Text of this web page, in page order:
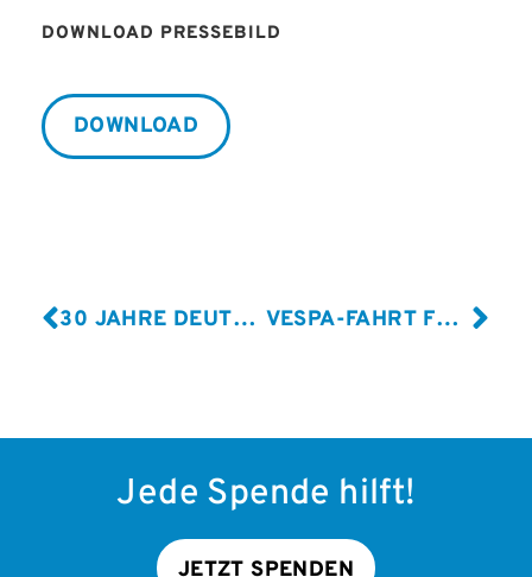
DOWNLOAD PRESSEBILD
DOWNLOAD
30 JAHRE DEUTSCHE JOSÉ CARRERAS LEUKÄMIE-STIFTUNG – 30 JAHRE MUT! VESPA-FAHRT FÜR DEN GUTEN ZWECK – BEGLEITET VON TV-STAR JÜRGEN TONKEL
Jede Spende hilft!
JETZT SPENDEN